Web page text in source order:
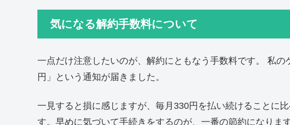
気になる解約手数料について
一点だけ注意したいのが、解約にともなう手数料です。 私
円」という通知が届きました。
一見すると損に感じますが、毎月330円を払い続けることに
す。早めに気づいて手続きをするのが、一番の節約になります